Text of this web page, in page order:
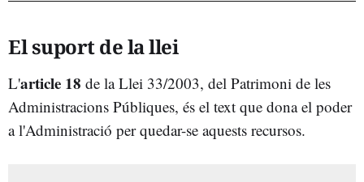
El suport de la llei
L'article 18 de la Llei 33/2003, del Patrimoni de les
Administracions Públiques, és el text que dona el poder
a l'Administració per quedar-se aquests recursos.